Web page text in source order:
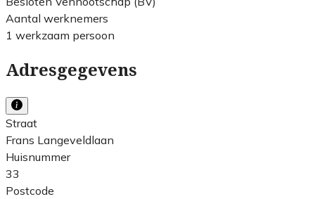
Aantal werknemers
1 werkzaam persoon
Adresgegevens
Straat
Frans Langeveldlaan
Huisnummer
33
Postcode